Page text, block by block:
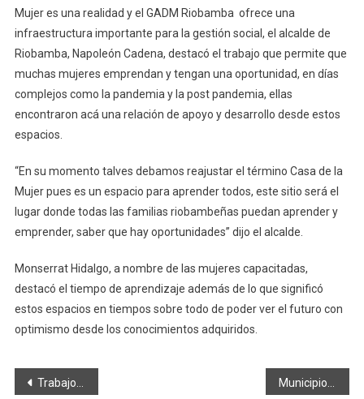
Mujer es una realidad y el GADM Riobamba ofrece una
infraestructura importante para la gestión social, el alcalde de
Riobamba, Napoleón Cadena, destacó el trabajo que permite que
muchas mujeres emprendan y tengan una oportunidad, en días
complejos como la pandemia y la post pandemia, ellas
encontraron acá una relación de apoyo y desarrollo desde estos
espacios.
“En su momento talves debamos reajustar el término Casa de la
Mujer pues es un espacio para aprender todos, este sitio será el
lugar donde todas las familias riobambeñas puedan aprender y
emprender, saber que hay oportunidades” dijo el alcalde.
Monserrat Hidalgo, a nombre de las mujeres capacitadas,
destacó el tiempo de aprendizaje además de lo que significó
estos espacios en tiempos sobre todo de poder ver el futuro con
optimismo desde los conocimientos adquiridos.
Navegación
Trabajos continuan para zona de entretenimiento